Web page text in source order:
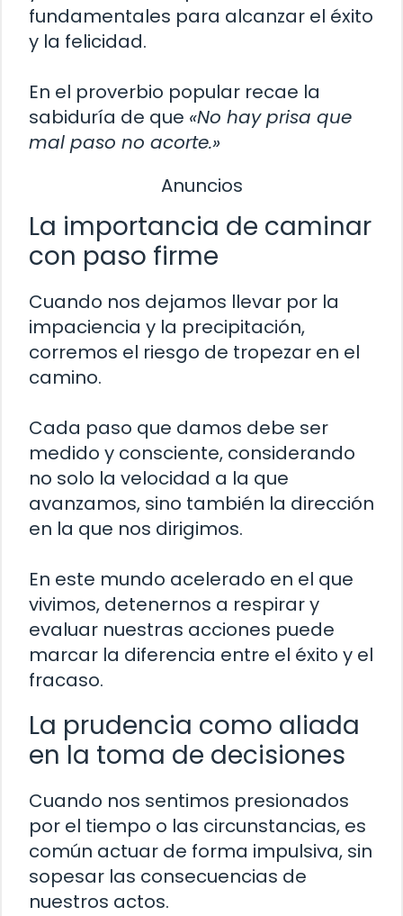
fundamentales para alcanzar el éxito
y la felicidad.
En el proverbio popular recae la
sabiduría de que «No hay prisa que
mal paso no acorte.»
Anuncios
La importancia de caminar
con paso firme
Cuando nos dejamos llevar por la
impaciencia y la precipitación,
corremos el riesgo de tropezar en el
camino.
Cada paso que damos debe ser
medido y consciente, considerando
no solo la velocidad a la que
avanzamos, sino también la dirección
en la que nos dirigimos.
En este mundo acelerado en el que
vivimos, detenernos a respirar y
evaluar nuestras acciones puede
marcar la diferencia entre el éxito y el
fracaso.
La prudencia como aliada
en la toma de decisiones
Cuando nos sentimos presionados
por el tiempo o las circunstancias, es
común actuar de forma impulsiva, sin
sopesar las consecuencias de
nuestros actos.